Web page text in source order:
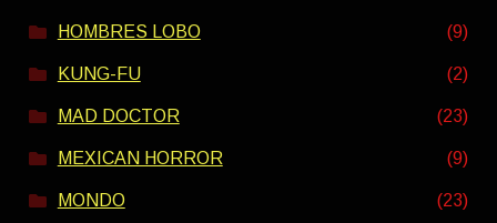
HOMBRES LOBO (9)
KUNG-FU (2)
MAD DOCTOR (23)
MEXICAN HORROR (9)
MONDO (23)